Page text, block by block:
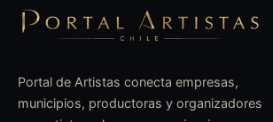
Portal de Artistas conecta empresas,
municipios, productoras y organizadores